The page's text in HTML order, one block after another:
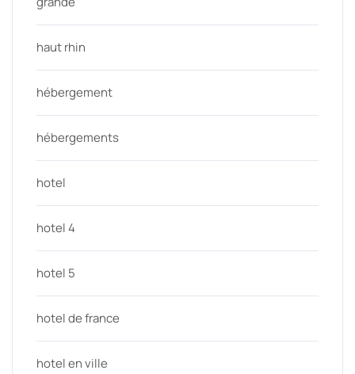
haut rhin
hébergement
hébergements
hotel
hotel 4
hotel 5
hotel de france
hotel en ville